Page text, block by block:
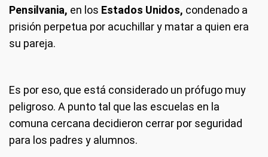
Pensilvania, en los Estados Unidos, condenado a
prisión perpetua por acuchillar y matar a quien era
su pareja.
Es por eso, que está considerado un prófugo muy
peligroso. A punto tal que las escuelas en la
comuna cercana decidieron cerrar por seguridad
para los padres y alumnos.